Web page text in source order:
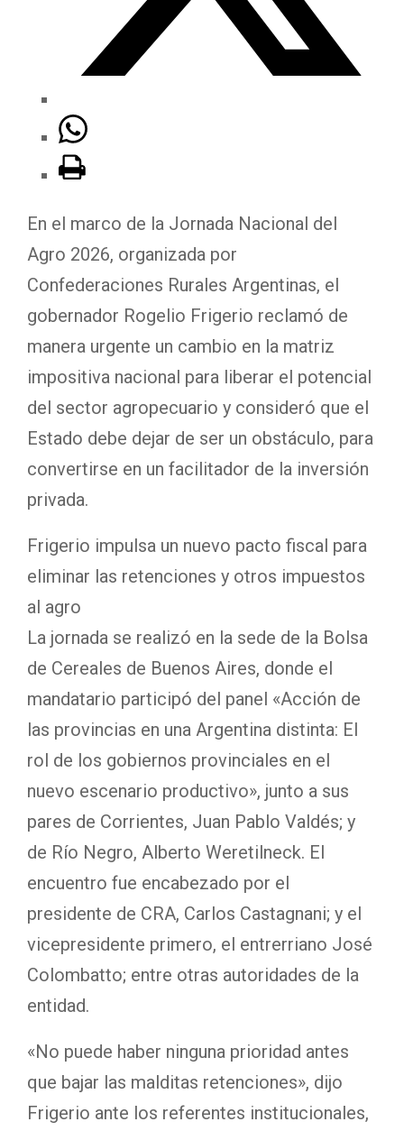
En el marco de la Jornada Nacional del
Agro 2026, organizada por
Confederaciones Rurales Argentinas, el
gobernador Rogelio Frigerio reclamó de
manera urgente un cambio en la matriz
impositiva nacional para liberar el potencial
del sector agropecuario y consideró que el
Estado debe dejar de ser un obstáculo, para
convertirse en un facilitador de la inversión
privada.
Frigerio impulsa un nuevo pacto fiscal para
eliminar las retenciones y otros impuestos
al agro
La jornada se realizó en la sede de la Bolsa
de Cereales de Buenos Aires, donde el
mandatario participó del panel «Acción de
las provincias en una Argentina distinta: El
rol de los gobiernos provinciales en el
nuevo escenario productivo», junto a sus
pares de Corrientes, Juan Pablo Valdés; y
de Río Negro, Alberto Weretilneck. El
encuentro fue encabezado por el
presidente de CRA, Carlos Castagnani; y el
vicepresidente primero, el entrerriano José
Colombatto; entre otras autoridades de la
entidad.
«No puede haber ninguna prioridad antes
que bajar las malditas retenciones», dijo
Frigerio ante los referentes institucionales,